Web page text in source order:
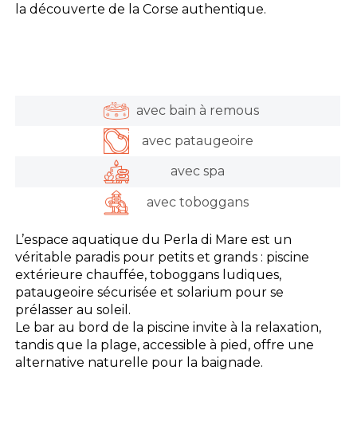
la découverte de la Corse authentique.
avec bain à remous
avec pataugeoire
avec spa
avec toboggans
L’espace aquatique du Perla di Mare est un
véritable paradis pour petits et grands : piscine
extérieure chauffée, toboggans ludiques,
pataugeoire sécurisée et solarium pour se
prélasser au soleil.
Le bar au bord de la piscine invite à la relaxation,
tandis que la plage, accessible à pied, offre une
alternative naturelle pour la baignade.